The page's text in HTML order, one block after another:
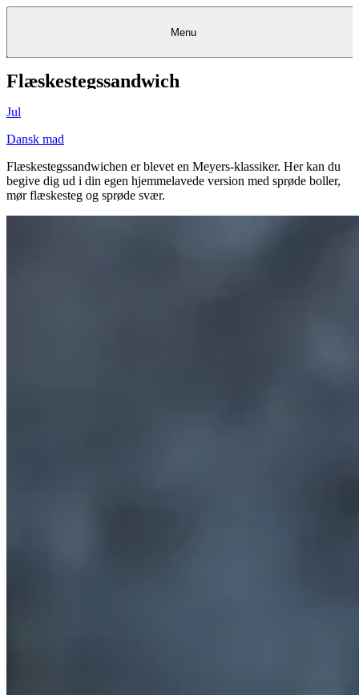
KantineKantineKantine
FrokostordningFrokostordning
& Teambuilding
Opskrifter
RestauranterRestauranter&&
Bagerier
Projekter
rådgivning
EventkalenderEventkalenderEventkalender
KøbKøbgavekortgavekortKøb gavekort
KundeserviceKundeserviceKundeservice
Menu
Flæskestegssandwich
Jul
Dansk mad
Flæskestegssandwichen er blevet en Meyers-klassiker. Her kan du
begive dig ud i din egen hjemmelavede version med sprøde boller,
mør flæskesteg og sprøde svær.